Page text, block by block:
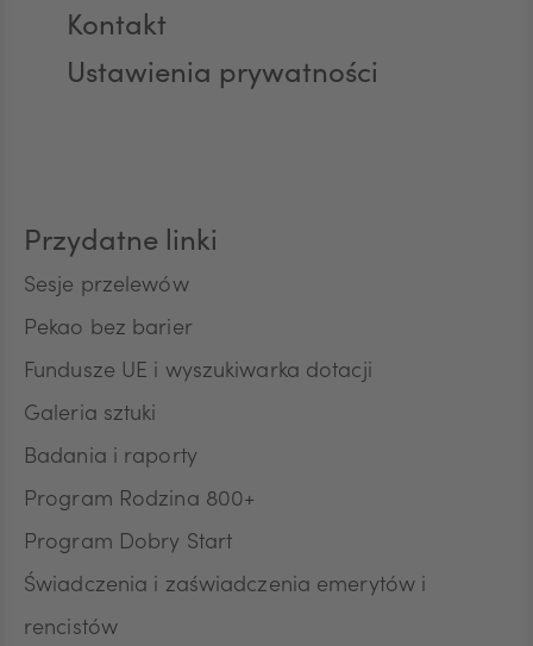
AUD
JPY
DKK
Kontakt
Ustawienia prywatności
Przydatne linki
Sesje przelewów
Pekao bez barier
Fundusze UE i wyszukiwarka dotacji
Galeria sztuki
Badania i raporty
Program Rodzina 800+
Program Dobry Start
Świadczenia i zaświadczenia emerytów i
rencistów